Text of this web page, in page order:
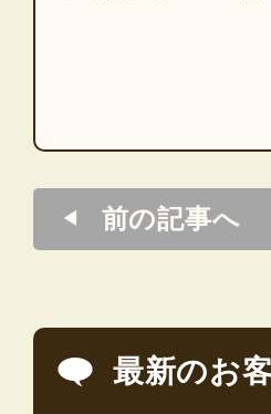
前の記事へ
最新のお